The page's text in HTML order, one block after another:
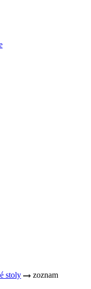
stoly
zoznam